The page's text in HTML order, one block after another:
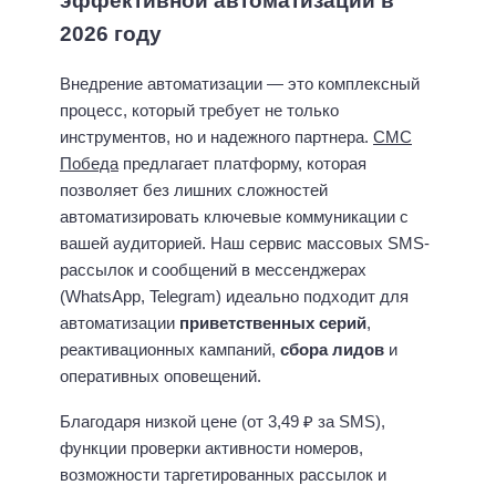
2026 году
Внедрение автоматизации — это комплексный
процесс, который требует не только
инструментов, но и надежного партнера. СМС
Победа предлагает платформу, которая
позволяет без лишних сложностей
автоматизировать ключевые коммуникации с
вашей аудиторией. Наш сервис массовых SMS-
рассылок и сообщений в мессенджерах
(WhatsApp, Telegram) идеально подходит для
автоматизации приветственных серий,
реактивационных кампаний, сбора лидов и
оперативных оповещений.
Благодаря низкой цене (от 3,49 ₽ за SMS),
функции проверки активности номеров,
возможности таргетированных рассылок и